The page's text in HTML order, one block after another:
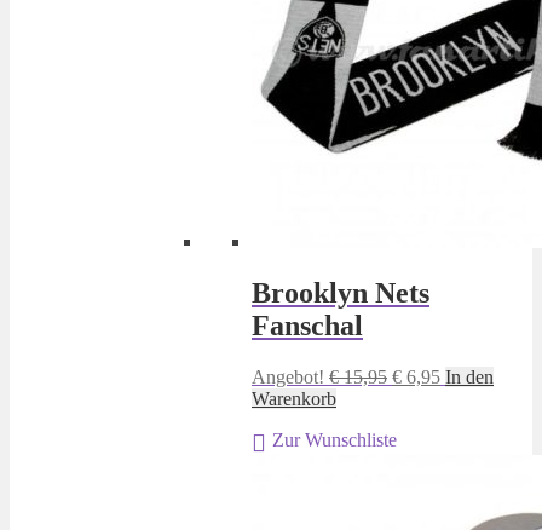
Brooklyn Nets
Fanschal
Angebot! €15,95 Ursprünglicher
€ 15,95
€ 6,95Aktueller
In den
Warenkorb
Zur Wunschliste